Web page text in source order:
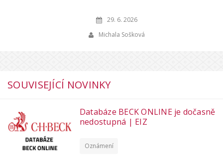
29. 6. 2026
Michala Sošková
SOUVISEJÍCÍ NOVINKY
Databáze BECK ONLINE je dočasně
nedostupná | EIZ
Oznámení